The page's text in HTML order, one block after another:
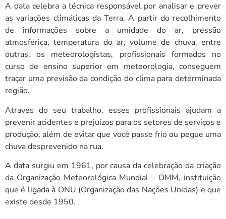
A data celebra a técnica responsável por analisar e prever
as variações climáticas da Terra. A partir do recolhimento
de informações sobre a umidade do ar, pressão
atmosférica, temperatura do ar, volume de chuva, entre
outras, os meteorologistas, profissionais formados no
curso de ensino superior em meteorologia, conseguem
traçar uma previsão da condição do clima para determinada
região.
Através do seu trabalho, esses profissionais ajudam a
prevenir acidentes e prejuízos para os setores de serviços e
produção, além de evitar que você passe frio ou pegue uma
chuva desprevenido na rua.
A data surgiu em 1961, por causa da celebração da criação
da Organização Meteorológica Mundial – OMM, instituição
que é ligada à ONU (Organização das Nações Unidas) e que
existe desde 1950.